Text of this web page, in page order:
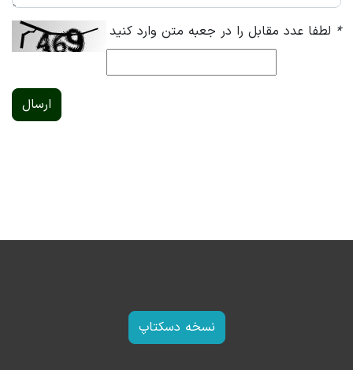
* لطفا عدد مقابل را در جعبه متن وارد کنید
ارسال
نسخه دسکتاپ